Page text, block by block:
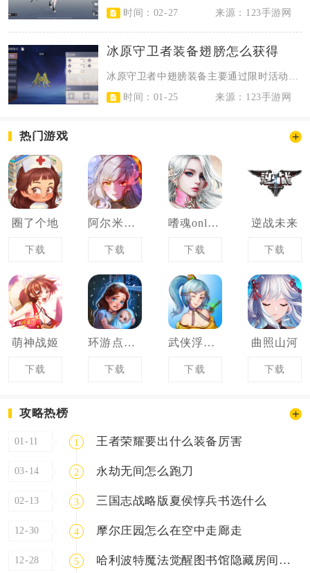
时间：02-27
来源：123手游网
冰原守卫者装备翅膀怎么获得
时间：01-25
来源：123手游网
热门游戏
圈了个地
下载
阿尔米娅赞歌
下载
嗜魂online
下载
逆战未来
下载
萌神战姬
下载
环游点点消
下载
武侠浮生记
下载
曲照山河
下载
攻略热榜
01-11 1 王者荣耀要出什么装备厉害
03-14 2 永劫无间怎么跑刀
02-13 3 三国志战略版夏侯惇兵书选什么
12-30 4 摩尔庄园怎么在空中走廊走
12-28 5 哈利波特魔法觉醒图书馆隐藏房间怎么进